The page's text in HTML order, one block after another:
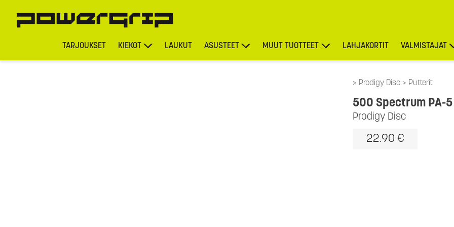
TARJOUKSET KIEKOT LAUKUT ASUSTEET MUUT TUOTTEET LAHJAKORTIT VALMISTAJAT
Prodigy Disc Putterit
Prodigy Disc
500 Spectrum PA-
22.90 €